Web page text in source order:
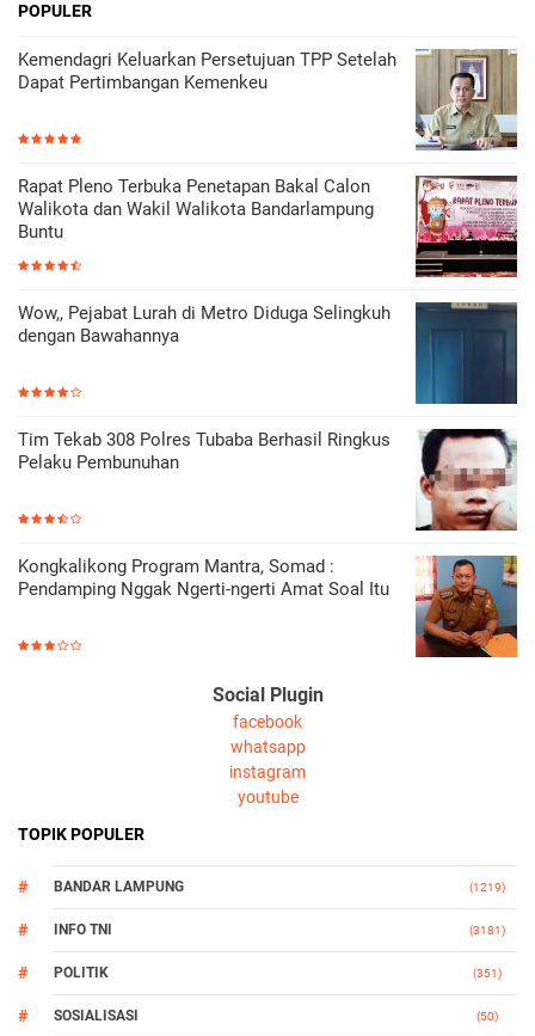
POPULER
Kemendagri Keluarkan Persetujuan TPP Setelah
Dapat Pertimbangan Kemenkeu
Rapat Pleno Terbuka Penetapan Bakal Calon
Walikota dan Wakil Walikota Bandarlampung
Buntu
Wow,, Pejabat Lurah di Metro Diduga Selingkuh
dengan Bawahannya
Tim Tekab 308 Polres Tubaba Berhasil Ringkus
Pelaku Pembunuhan
Kongkalikong Program Mantra, Somad :
Pendamping Nggak Ngerti-ngerti Amat Soal Itu
Social Plugin
facebook
whatsapp
instagram
youtube
TOPIK POPULER
BANDAR LAMPUNG (1219)
INFO TNI (3181)
POLITIK (351)
SOSIALISASI (50)